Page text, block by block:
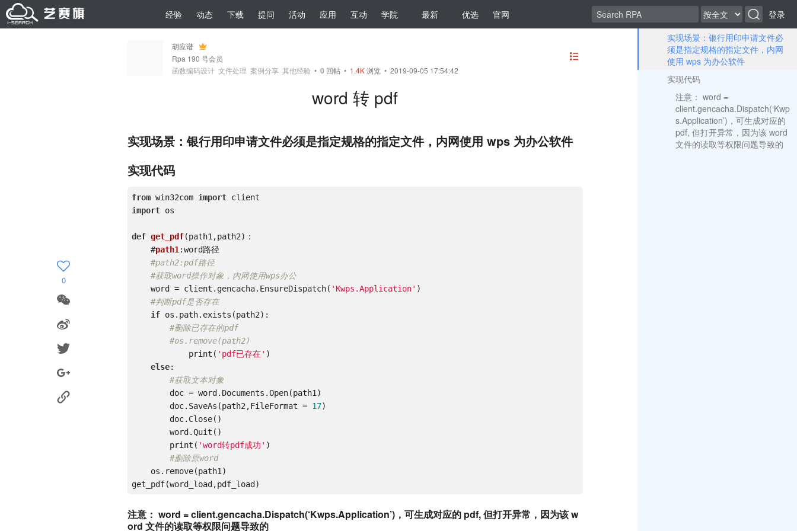
经验 动态 下载 提问 活动 应用 互动 学院 最新 优选 官网 登录
胡应谱
Rpa 190 号会员
函数编码设计 文件处理 案例分享 其他经验 • 0 回帖• 1.4K浏览 • 2019-09-05 17:54:42
word 转 pdf
实现场景：银行用印申请文件必须是指定规格的指定文件，内网使用 wps 为办公软件
实现代码
from win32com import
import os
def get_pdf(path1,path2) ：
    #
path1 :word路径
#path2:pdf路径
#获取word操作对象，内网使用wps办公
    word = client.gencacha.EnsureDispatch(
'Kwps.Application' )
#判断pdf是否存在
if os.path.exists(path2):
#删除已存在的pdf
#os.remove(path2)
	    print(
'pdf已存在' )
else:
#获取文本对象
        doc.SaveAs(path2,FileFormat =
17)
	print(
'word转pdf成功' )
#删除原word
注意： word = client.gencacha.Dispatch(‘Kwps.Application’)，可生成对应的 pdf, 但打开异常，因为该 w
ord 文件的读取等权限问题导致的
0
实现场景：银行用印申请文件必
须是指定规格的指定文件，内网
使用 wps 为办公软件
实现代码
注意： word =
client.gencacha.Dispatch(‘Kwp
s.Application’)，可生成对应的
pdf, 但打开异常，因为该 word
文件的读取等权限问题导致的